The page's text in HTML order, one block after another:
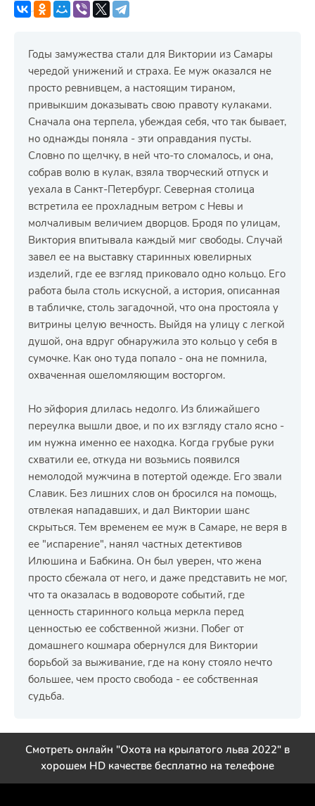
Годы замужества стали для Виктории из Самары
чередой унижений и страха. Ее муж оказался не
просто ревнивцем, а настоящим тираном,
привыкшим доказывать свою правоту кулаками.
Сначала она терпела, убеждая себя, что так бывает,
но однажды поняла - эти оправдания пусты.
Словно по щелчку, в ней что-то сломалось, и она,
собрав волю в кулак, взяла творческий отпуск и
уехала в Санкт-Петербург. Северная столица
встретила ее прохладным ветром с Невы и
молчаливым величием дворцов. Бродя по улицам,
Виктория впитывала каждый миг свободы. Случай
завел ее на выставку старинных ювелирных
изделий, где ее взгляд приковало одно кольцо. Его
работа была столь искусной, а история, описанная
в табличке, столь загадочной, что она простояла у
витрины целую вечность. Выйдя на улицу с легкой
душой, она вдруг обнаружила это кольцо у себя в
сумочке. Как оно туда попало - она не помнила,
охваченная ошеломляющим восторгом.
Но эйфория длилась недолго. Из ближайшего
переулка вышли двое, и по их взгляду стало ясно -
им нужна именно ее находка. Когда грубые руки
схватили ее, откуда ни возьмись появился
немолодой мужчина в потертой одежде. Его звали
Славик. Без лишних слов он бросился на помощь,
отвлекая нападавших, и дал Виктории шанс
скрыться. Тем временем ее муж в Самаре, не веря в
ее "испарение", нанял частных детективов
Илюшина и Бабкина. Он был уверен, что жена
просто сбежала от него, и даже представить не мог,
что та оказалась в водовороте событий, где
ценность старинного кольца меркла перед
ценностью ее собственной жизни. Побег от
домашнего кошмара обернулся для Виктории
борьбой за выживание, где на кону стояло нечто
большее, чем просто свобода - ее собственная
судьба.
Смотреть онлайн "Охота на крылатого льва 2022" в
хорошем HD качестве бесплатно на телефоне